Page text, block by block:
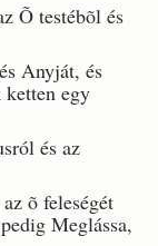
Õ testébõl és
Anyját, és
ketten egy
és az
õ feleségét
Meglássa,